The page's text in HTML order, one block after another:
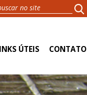
ÚTEIS CONTATO